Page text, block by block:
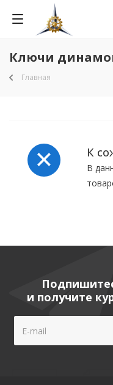
Ключи
Главная
К
В
и получите